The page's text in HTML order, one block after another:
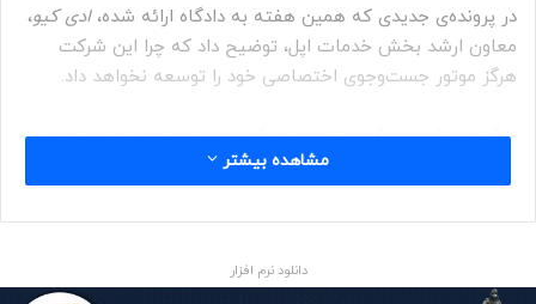
در پرونده‌ی جدیدی که همین هفته به دادگاه ارائه شده،ادی کیو،
معاون ارشد بخش خدمات اپل، توضیح داد که چرا این شرکت
هرگز موتور جست‌وجوی اختصاصی خود را توسعه نخواهد داد.
به‌گفته‌ی کیو، دادگاه باور دارد راهکارهای پیشنهادی در پرونده‌ی
گوگل، اپل را به «توسعه‌ی موتور جست‌وجوی اختصاصی خود یا
سوق می‌دهد؛ اما «این فرض اشتباه است.»
کیو در توضیح عدم حضور اپل در بازار موتورهای جست‌وجو سه
مشاهده بیشتر
دانلود نرم افزار